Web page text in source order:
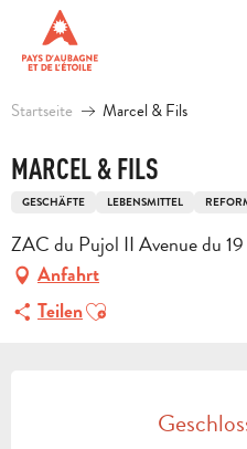
contenu
principal
Startseite Marcel & Fils
MARCEL & FILS
GESCHÄFTE LEBENSMITTEL
ZAC du Pujol II Avenue du
Anfahrt
TeilenAjouter aux favoris